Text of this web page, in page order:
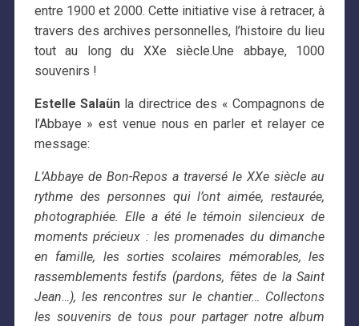
entre 1900 et 2000. Cette initiative vise à retracer, à
travers des archives personnelles, l’histoire du lieu
tout au long du XXe siècle.Une abbaye, 1000
souvenirs !
Estelle Salaün la directrice des « Compagnons de
l’Abbaye » est venue nous en parler et relayer ce
message:
L’Abbaye de Bon-Repos a traversé le XXe siècle au
rythme des personnes qui l’ont aimée, restaurée,
photographiée. Elle a été le témoin silencieux de
moments précieux : les promenades du dimanche
en famille, les sorties scolaires mémorables, les
rassemblements festifs (pardons, fêtes de la Saint
Jean…), les rencontres sur le chantier… Collectons
les souvenirs de tous pour partager notre album